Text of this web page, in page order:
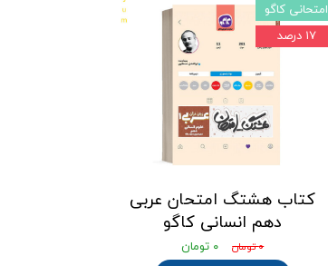
کتاب هشتگ امتحان عربی
دهم انسانی کاگو
۰ تومان ۰ تومان
امتحانی کاگو
۱۷ درصد